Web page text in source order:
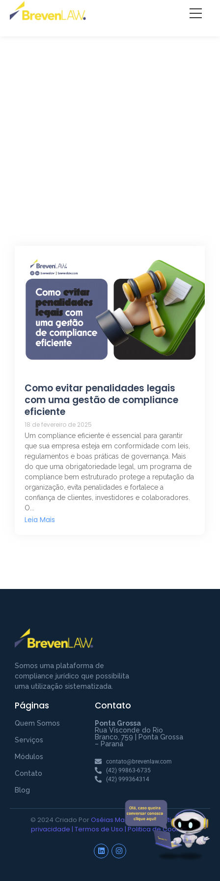
Fale com a Breven Law
no WhatsApp
INICIAR CONVERSA
Ao informar meus dados, eu concordo com a política de
Como evitar penalidades legais
com uma gestão de compliance
eficiente
18 de fevereiro de 2025
Um compliance eficiente é essencial para garantir
que sua empresa esteja em conformidade com leis,
regulamentos e boas práticas de governança. Mais
do que uma obrigatoriedade legal, um programa de
compliance bem estruturado protege a reputação da
organização, evita penalidades e fortalece a
confiança de clientes, investidores e colaboradores.
O...
Leia Mais
Somos uma plataforma de
compliance jurídico que possibilita
uma utilização sistematizada.
Páginas
Quem Somos
Serviços
Módulos
Contato
Blog
Contato
Ponta Grossa
Rua Visconde do Rio
Branco, 759 | Ponta Grossa
– Paraná
contato@brevenlaw.com
(42) 99863-6735
(42) 999364314
© 2024 Criado PorOséias Magalhães |Política de
privacidade | Termos de Uso | Politica de Cookies